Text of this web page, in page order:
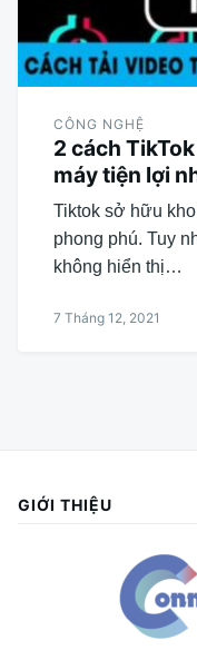
CÔNG NGHỆ
2 cách
máy tiện lợi
Tiktok sở hữu
phong phú. Tuy
không hiển thị…
7 Tháng 12, 2021
GIỚI THIỆU